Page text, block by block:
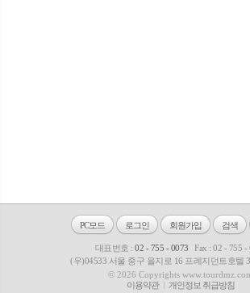
PC모드 로그인 회원가입 검색
대표번호 : 02 - 755 - 0073
Fax : 02 - 755 -
(우)04533 서울 중구 을지로 16 프레지던트호텔
© 2026 Copyrights
이용약관
개인정보 취급방침